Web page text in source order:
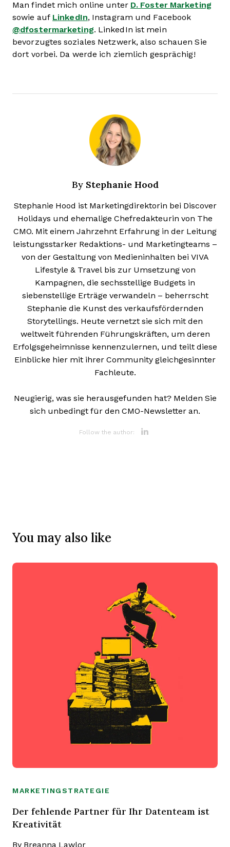
Man findet mich online unter D. Foster Marketing
sowie auf LinkedIn, Instagram und Facebook
@dfostermarketing. LinkedIn ist mein
bevorzugtes soziales Netzwerk, also schauen Sie
dort vorbei. Da werde ich ziemlich gesprächig!
By Stephanie Hood
Stephanie Hood ist Marketingdirektorin bei Discover
Holidays und ehemalige Chefredakteurin von The
CMO. Mit einem Jahrzehnt Erfahrung in der Leitung
leistungsstarker Redaktions- und Marketingteams –
von der Gestaltung von Medieninhalten bei VIVA
Lifestyle & Travel bis zur Umsetzung von
Kampagnen, die sechsstellige Budgets in
siebenstellige Erträge verwandeln – beherrscht
Stephanie die Kunst des verkaufsfördernden
Storytellings. Heute vernetzt sie sich mit den
weltweit führenden Führungskräften, um deren
Erfolgsgeheimnisse kennenzulernen, und teilt diese
Einblicke hier mit ihrer Community gleichgesinnter
Fachleute.
Neugierig, was sie herausgefunden hat? Melden Sie
sich unbedingt für den CMO-Newsletter an.
Follow the author:
You may also like
MARKETINGSTRATEGIE
Der fehlende Partner für Ihr Datenteam ist
Kreativität
By Breanna Lawlor